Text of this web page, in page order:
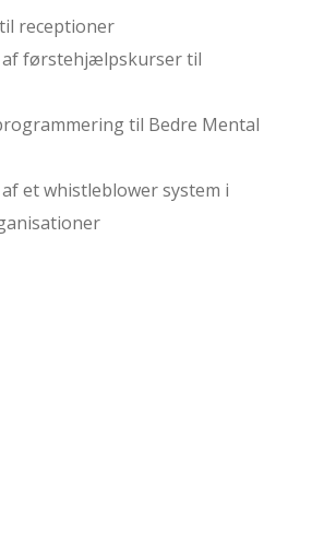
receptioner
af førstehjælpskurser til
til Bedre Mental
et whistleblower system i